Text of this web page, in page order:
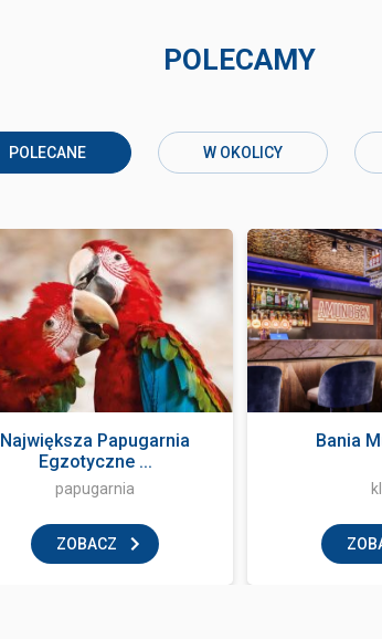
POLECAMY
POLECANE W OKOLICY
Największa Papugarnia
Egzotyczne ...
papugarnia
ZOBACZ
Bania